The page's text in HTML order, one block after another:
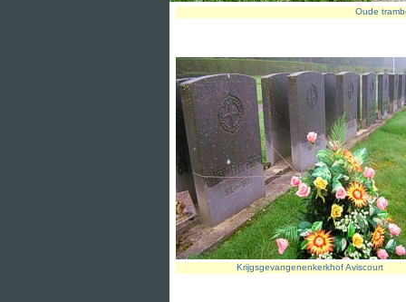
Oude
Krijgsgevangenenkerkhof Aviscourt